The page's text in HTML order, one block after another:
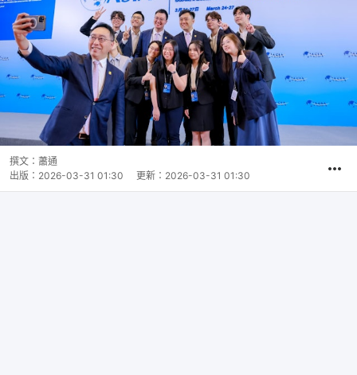
撰文： 蕭通
出版： 2026-03-31 01:30 更新： 2026-03-31 01:30